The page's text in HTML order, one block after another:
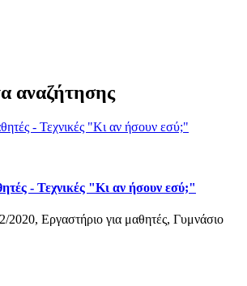
αναζήτησης
- Τεχνικές "Κι αν ήσουν εσύ;"
2020, Εργαστήριο για μαθητές, Γυμνάσιο